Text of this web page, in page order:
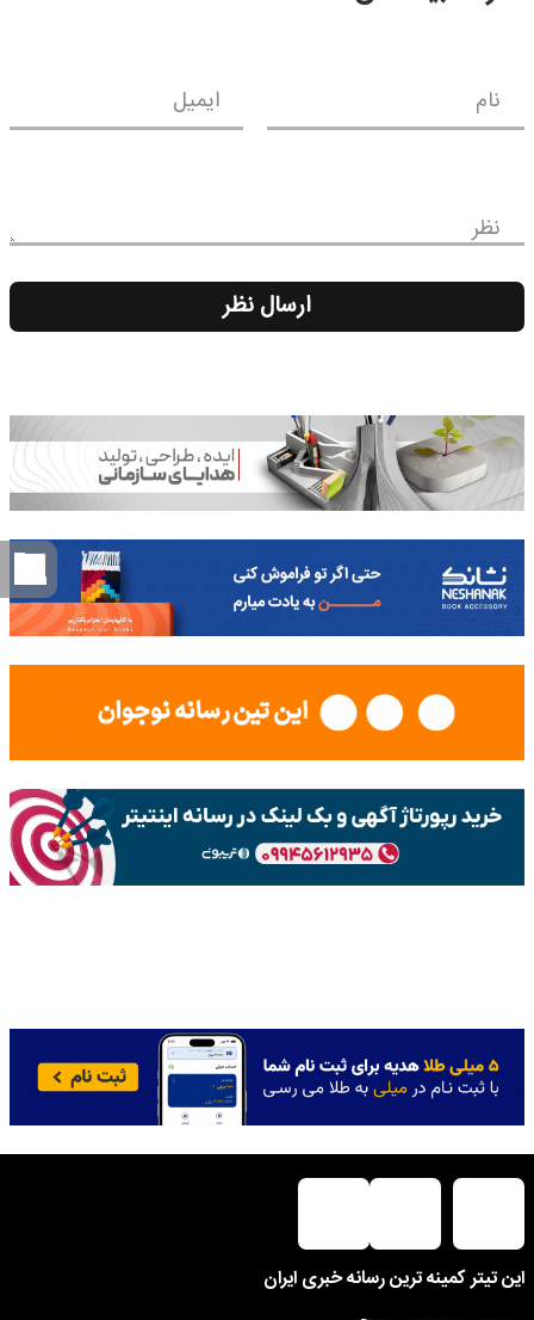
نام ایمیل
نظر
ارسال نظر
این تیتر کمینه ترین رسانه خبری ایران